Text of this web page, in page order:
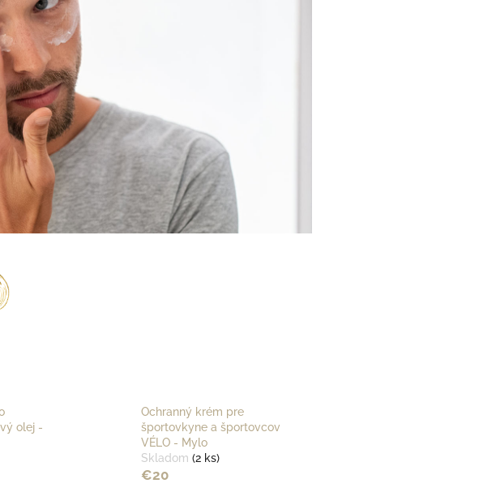
olej -
Ochranný krém pre
športovkyne a športovcov
VÉLO - Mylo
Skladom(2 ks)
€20